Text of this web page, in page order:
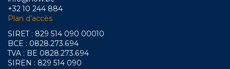
+32 10 244 884
Plan d’accès
SIRET : 829 514 090 00010
BCE : 0828.273.694
TVA : BE 0828.273.694
SIREN : 829 514 090